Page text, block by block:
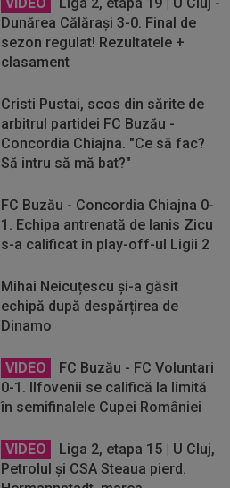
Dunărea Călărași 3-0. Final de
sezon regulat! Rezultatele +
clasament
Cristi Pustai, scos din sărite de
arbitrul partidei FC Buzău -
Concordia Chiajna. "Ce să fac?
Să intru să mă bat?"
FC Buzău - Concordia Chiajna 0-
1. Echipa antrenată de Ianis Zicu
s-a calificat în play-off-ul Ligii 2
Mihai Neicuțescu și-a găsit
echipă după despărțirea de
Dinamo
VIDEO
FC Buzău - FC Voluntari
0-1. Ilfovenii se califică la limită
în semifinalele Cupei României
VIDEO
Liga 2, etapa 15 | U Cluj,
Petrolul și CSA Steaua pierd.